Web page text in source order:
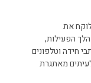
את
הפעילות,
חידה וטלפונים
מאתגרת